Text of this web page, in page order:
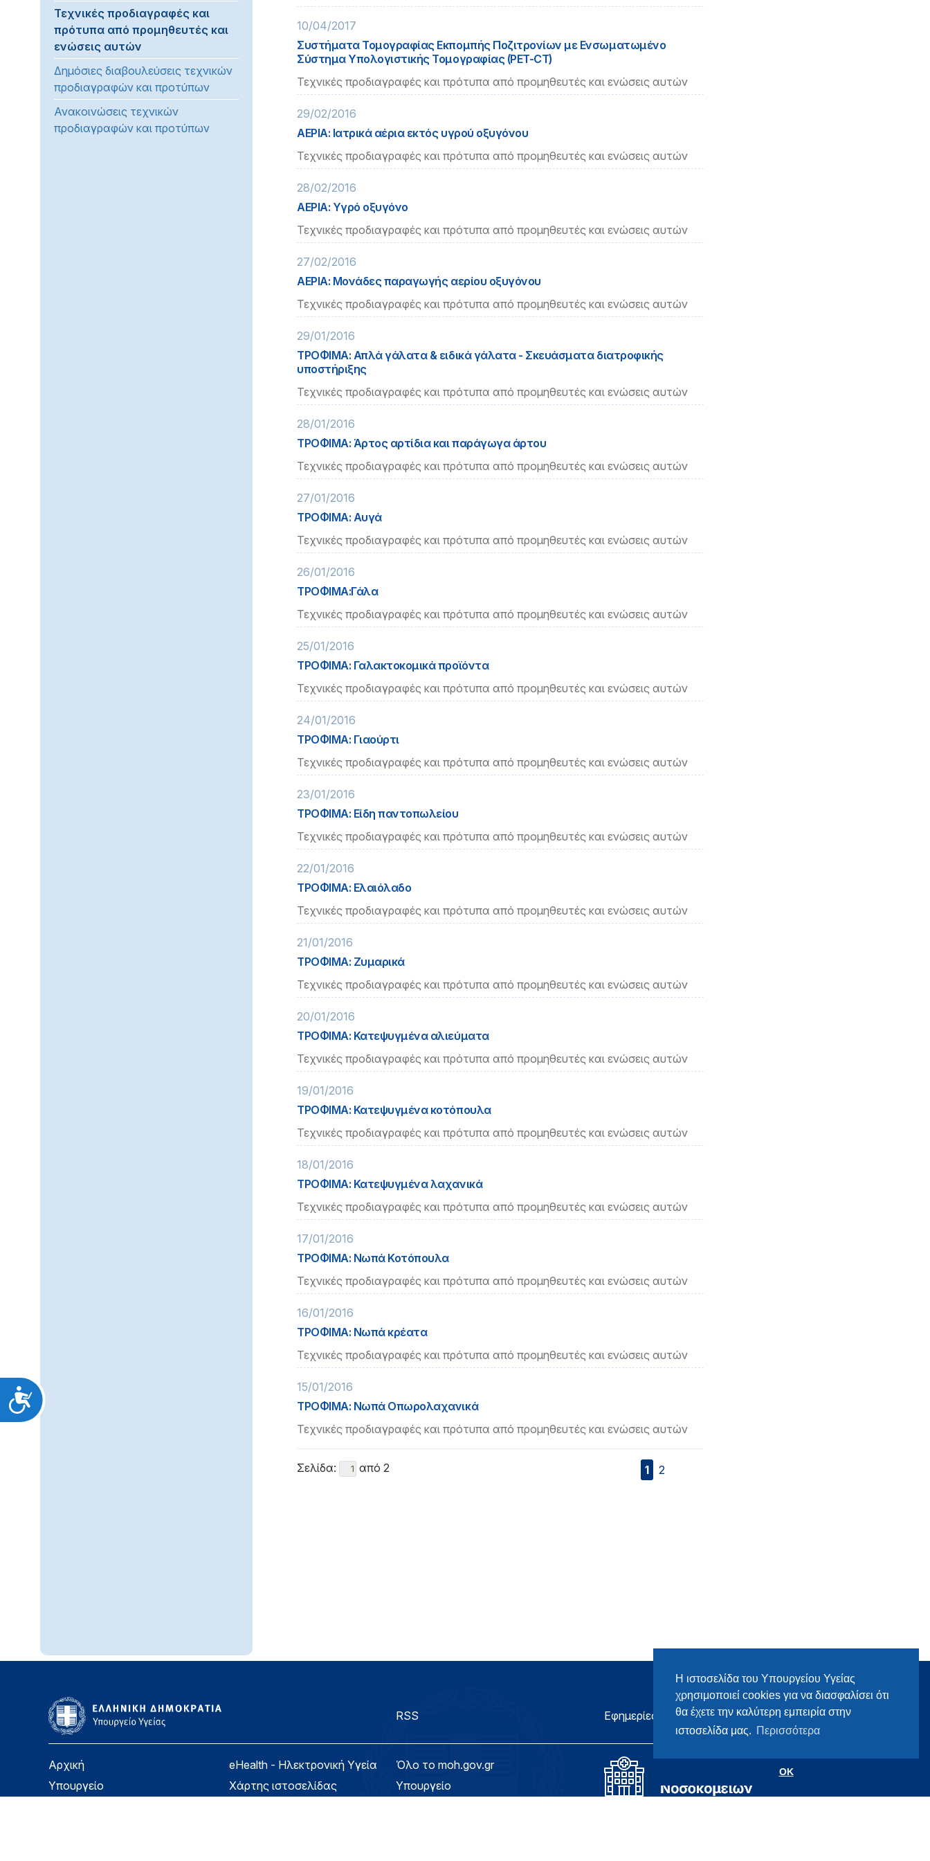
Η ιστοσελίδα του Υπουργείου Υγείας
χρησιμοποιεί cookies για να διασφαλίσει ότι
θα έχετε την καλύτερη εμπειρία στην
ιστοσελίδα μας. Περισσότερα
OK
προβλήματα
χρησιμοποιούν
ανάγνωσης
Προσιτότητα
Τεχνικές προδιαγραφές και
πρότυπα από προμηθευτές και
ενώσεις αυτών
Δημόσιες διαβουλεύσεις τεχνικών
προδιαγραφών και προτύπων
Ανακοινώσεις τεχνικών
προδιαγραφών και προτύπων
10/04/2017
Συστήματα Τομογραφίας Εκπομπής Ποζιτρονίων με Ενσωματωμένο
Σύστημα Υπολογιστικής Τομογραφίας (PET-CT)
Τεχνικές προδιαγραφές και πρότυπα από προμηθευτές και ενώσεις αυτών
29/02/2016
ΑΕΡΙΑ: Ιατρικά αέρια εκτός υγρού οξυγόνου
Τεχνικές προδιαγραφές και πρότυπα από προμηθευτές και ενώσεις αυτών
28/02/2016
ΑΕΡΙΑ: Υγρό οξυγόνο
Τεχνικές προδιαγραφές και πρότυπα από προμηθευτές και ενώσεις αυτών
27/02/2016
ΑΕΡΙΑ: Μονάδες παραγωγής αερίου οξυγόνου
Τεχνικές προδιαγραφές και πρότυπα από προμηθευτές και ενώσεις αυτών
29/01/2016
ΤΡΟΦΙΜΑ: Απλά γάλατα & ειδικά γάλατα - Σκευάσματα διατροφικής
υποστήριξης
Τεχνικές προδιαγραφές και πρότυπα από προμηθευτές και ενώσεις αυτών
28/01/2016
ΤΡΟΦΙΜΑ: Άρτος αρτίδια και παράγωγα άρτου
Τεχνικές προδιαγραφές και πρότυπα από προμηθευτές και ενώσεις αυτών
27/01/2016
ΤΡΟΦΙΜΑ: Αυγά
Τεχνικές προδιαγραφές και πρότυπα από προμηθευτές και ενώσεις αυτών
26/01/2016
ΤΡΟΦΙΜΑ:Γάλα
Τεχνικές προδιαγραφές και πρότυπα από προμηθευτές και ενώσεις αυτών
25/01/2016
ΤΡΟΦΙΜΑ: Γαλακτοκομικά προϊόντα
Τεχνικές προδιαγραφές και πρότυπα από προμηθευτές και ενώσεις αυτών
24/01/2016
ΤΡΟΦΙΜΑ: Γιαούρτι
Τεχνικές προδιαγραφές και πρότυπα από προμηθευτές και ενώσεις αυτών
23/01/2016
ΤΡΟΦΙΜΑ: Είδη παντοπωλείου
Τεχνικές προδιαγραφές και πρότυπα από προμηθευτές και ενώσεις αυτών
22/01/2016
ΤΡΟΦΙΜΑ: Ελαιόλαδο
Τεχνικές προδιαγραφές και πρότυπα από προμηθευτές και ενώσεις αυτών
21/01/2016
ΤΡΟΦΙΜΑ: Ζυμαρικά
Τεχνικές προδιαγραφές και πρότυπα από προμηθευτές και ενώσεις αυτών
20/01/2016
ΤΡΟΦΙΜΑ: Κατεψυγμένα αλιεύματα
Τεχνικές προδιαγραφές και πρότυπα από προμηθευτές και ενώσεις αυτών
19/01/2016
ΤΡΟΦΙΜΑ: Κατεψυγμένα κοτόπουλα
Τεχνικές προδιαγραφές και πρότυπα από προμηθευτές και ενώσεις αυτών
18/01/2016
ΤΡΟΦΙΜΑ: Κατεψυγμένα λαχανικά
Τεχνικές προδιαγραφές και πρότυπα από προμηθευτές και ενώσεις αυτών
17/01/2016
ΤΡΟΦΙΜΑ: Νωπά Κοτόπουλα
Τεχνικές προδιαγραφές και πρότυπα από προμηθευτές και ενώσεις αυτών
16/01/2016
ΤΡΟΦΙΜΑ: Νωπά κρέατα
Τεχνικές προδιαγραφές και πρότυπα από προμηθευτές και ενώσεις αυτών
15/01/2016
ΤΡΟΦΙΜΑ: Νωπά Οπωρολαχανικά
Τεχνικές προδιαγραφές και πρότυπα από προμηθευτές και ενώσεις αυτών
Σελίδα: από 2 1 2
Αρχική
Υπουργείο
eHealth - Ηλεκτρονική Υγεία
Χάρτης ιστοσελίδας
RSS
Όλο το moh.gov.gr
Υπουργείο
Εφημερίες